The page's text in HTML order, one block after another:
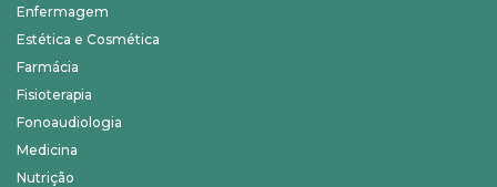
Enfermagem
Estética e Cosmética
Farmácia
Fisioterapia
Fonoaudiologia
Medicina
Nutrição